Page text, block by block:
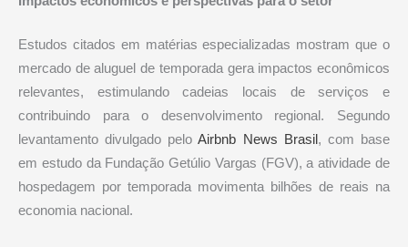
Estudos citados em matérias especializadas mostram que o
mercado de aluguel de temporada gera impactos econômicos
relevantes, estimulando cadeias locais de serviços e
contribuindo para o desenvolvimento regional. Segundo
levantamento divulgado peloAirbnb News Brasil , com base
em estudo da Fundação Getúlio Vargas (FGV), a atividade de
hospedagem por temporada movimenta bilhões de reais na
economia nacional.